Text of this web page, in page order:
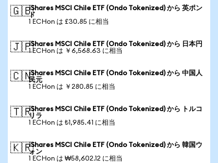
🇬🇧iShares MSCI Chile ETF (Ondo Tokenized) から 英ポン
ド
1 ECHon は £30.85 に相当
🇯🇵iShares MSCI Chile ETF (Ondo Tokenized) から 日本円
1 ECHon は ￥6,568.63 に相当
🇨🇳iShares MSCI Chile ETF (Ondo Tokenized) から 中国人
民元
1 ECHon は ￥280.85 に相当
🇹🇷iShares MSCI Chile ETF (Ondo Tokenized) から トルコ
リラ
1 ECHon は ₺1,985.41 に相当
🇰🇷iShares MSCI Chile ETF (Ondo Tokenized) から 韓国ウ
ォン
1 ECHon は ₩58,602.12 に相当